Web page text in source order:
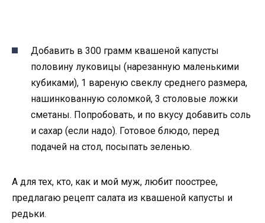
Добавить в 300 грамм квашеной капусты
половину луковицы (нарезанную маленькими
кубиками), 1 вареную свеклу среднего размера,
нашинкованную соломкой, 3 столовые ложки
сметаны. Попробовать, и по вкусу добавить соль
и сахар (если надо). Готовое блюдо, перед
подачей на стол, посыпать зеленью.
А для тех, кто, как и мой муж, любит поострее,
предлагаю рецепт салата из квашеной капусты и
редьки.